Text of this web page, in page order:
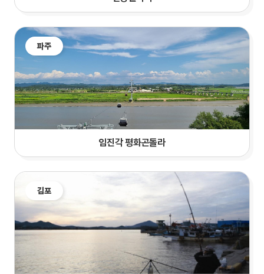
파주
임진각 평화곤돌라
김포